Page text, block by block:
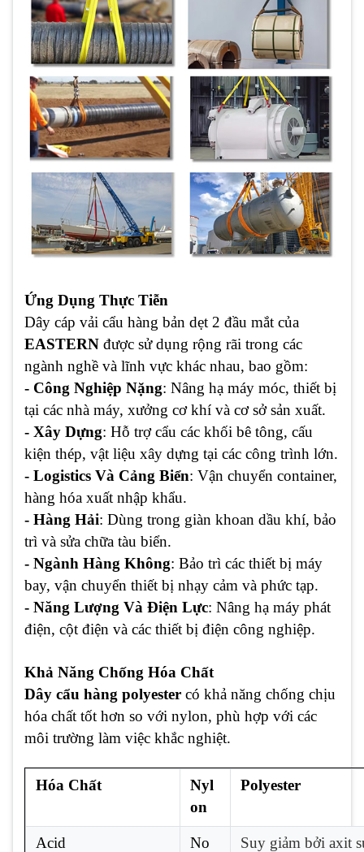
Ứng Dụng Thực Tiễn
Dây cáp vải cẩu hàng bản dẹt 2 đầu mắt của
EASTERN được sử dụng rộng rãi trong các
ngành nghề và lĩnh vực khác nhau, bao gồm:
- Công Nghiệp Nặng: Nâng hạ máy móc, thiết bị
tại các nhà máy, xưởng cơ khí và cơ sở sản xuất.
- Xây Dựng: Hỗ trợ cẩu các khối bê tông, cấu
kiện thép, vật liệu xây dựng tại các công trình lớn.
- Logistics Và Cảng Biển: Vận chuyển container,
hàng hóa xuất nhập khẩu.
- Hàng Hải: Dùng trong giàn khoan dầu khí, bảo
trì và sửa chữa tàu biển.
- Ngành Hàng Không: Bảo trì các thiết bị máy
bay, vận chuyển thiết bị nhạy cảm và phức tạp.
- Năng Lượng Và Điện Lực: Nâng hạ máy phát
điện, cột điện và các thiết bị điện công nghiệp.
Khả Năng Chống Hóa Chất
Dây cẩu hàng polyester có khả năng chống chịu
hóa chất tốt hơn so với nylon, phù hợp với các
môi trường làm việc khắc nghiệt.
Hóa Chất
Nyl
on
Polyester
Acid No
Suy giảm bởi axit